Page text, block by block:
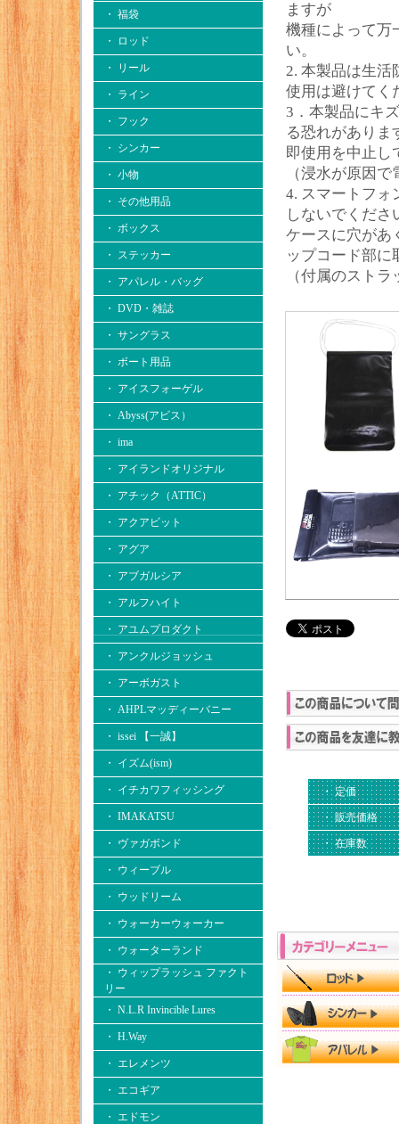
・ 福袋
・ ロッド
・ リール
・ ライン
・ フック
・ シンカー
・ 小物
・ その他用品
・ ボックス
・ ステッカー
・ アパレル・バッグ
・ DVD・雑誌
・ サングラス
・ ボート用品
・ アイスフォーゲル
・ Abyss(アビス）
・ ima
・ アイランドオリジナル
・ アチック（ATTIC）
・ アクアビット
・ アグア
・ アブガルシア
・ アルフハイト
・ アユムプロダクト
・ アンクルジョッシュ
・ アーボガスト
・ AHPLマッディーバニー
・ issei 【一誠】
・ イズム(ism)
・ イチカワフィッシング
・ IMAKATSU
・ ヴァガボンド
・ ウィーブル
・ ウッドリーム
・ ウォーカーウォーカー
・ ウォーターランド
・ ウィップラッシュ ファクト
リー
・ N.L.R Invincible Lures
・ H.Way
・ エレメンツ
・ エコギア
・ エドモン
ますが
機種によって万
い。
2. 本製品は生活
使用は避けてく
3．本製品にキ
る恐れがありま
即使用を中止し
（浸水が原因
4. スマートフォ
しないでくださ
ケースに穴があ
ップコード部に
（付属のスト
・ 定価
・ 販売価格
・ 在庫数